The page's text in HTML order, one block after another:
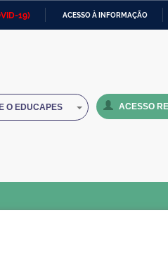
19) ACESSO À INFORMAÇÃO
Ministério das Relações
O EDUCAPES ACESSO